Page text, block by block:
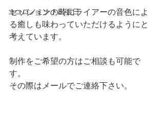
ココロノミナト出張日
セッションの時にライアーの音色によ
る癒しも味わっていただけるようにと
考えています。
制作をご希望の方はご相談も可能で
す。
その際はメールでご連絡下さい。